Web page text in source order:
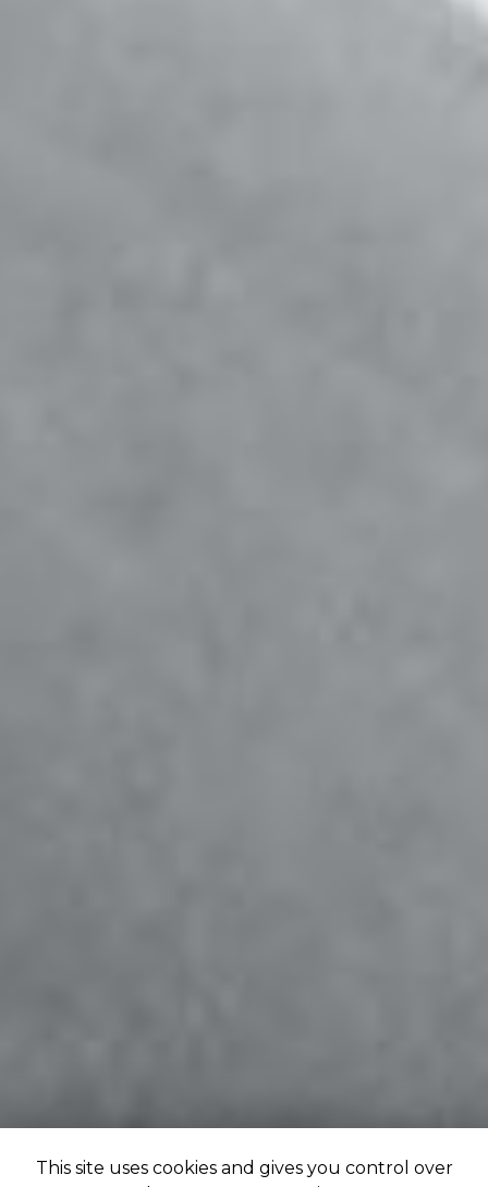
This site uses cookies and gives you control over